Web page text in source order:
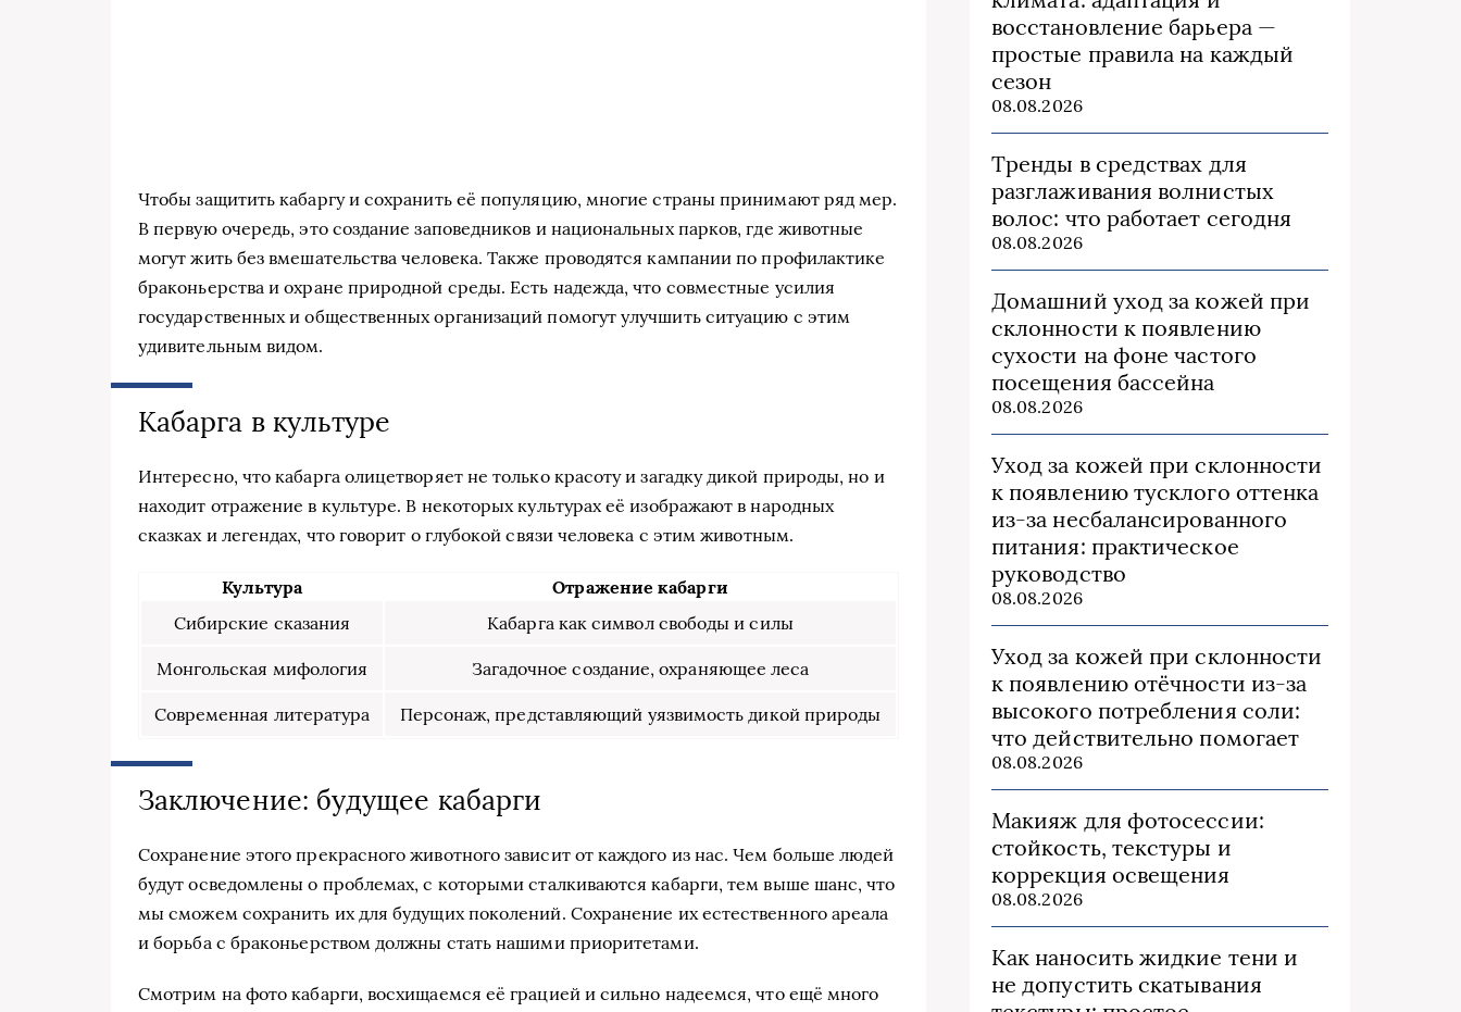
Чтобы защитить кабаргу и сохранить её популяцию, многие страны принимают ряд мер.
В первую очередь, это создание заповедников и национальных парков, где животные
могут жить без вмешательства человека. Также проводятся кампании по профилактике
браконьерства и охране природной среды. Есть надежда, что совместные усилия
государственных и общественных организаций помогут улучшить ситуацию с этим
удивительным видом.
Кабарга в культуре
Интересно, что кабарга олицетворяет не только красоту и загадку дикой природы, но и
находит отражение в культуре. В некоторых культурах её изображают в народных
сказках и легендах, что говорит о глубокой связи человека с этим животным.
Культура
Отражение кабарги
Сибирские сказания
Кабарга как символ свободы и силы
Монгольская мифология Загадочное создание, охраняющее леса
Современная литература Персонаж, представляющий уязвимость дикой природы
Заключение: будущее кабарги
Сохранение этого прекрасного животного зависит от каждого из нас. Чем больше людей
будут осведомлены о проблемах, с которыми сталкиваются кабарги, тем выше шанс, что
мы сможем сохранить их для будущих поколений. Сохранение их естественного ареала
и борьба с браконьерством должны стать нашими приоритетами.
Смотрим на фото кабарги, восхищаемся её грацией и сильно надеемся, что ещё много
восстановление барьера —
простые правила на каждый
сезон
08.08.2026
Тренды в средствах для
разглаживания волнистых
волос: что работает сегодня
08.08.2026
Домашний уход за кожей при
склонности к появлению
сухости на фоне частого
посещения бассейна
08.08.2026
Уход за кожей при склонности
к появлению тусклого оттенка
из‑за несбалансированного
питания: практическое
руководство
08.08.2026
Уход за кожей при склонности
к появлению отёчности из‑за
высокого потребления соли:
что действительно помогает
08.08.2026
Макияж для фотосессии:
стойкость, текстуры и
коррекция освещения
08.08.2026
Как наносить жидкие тени и
не допустить скатывания